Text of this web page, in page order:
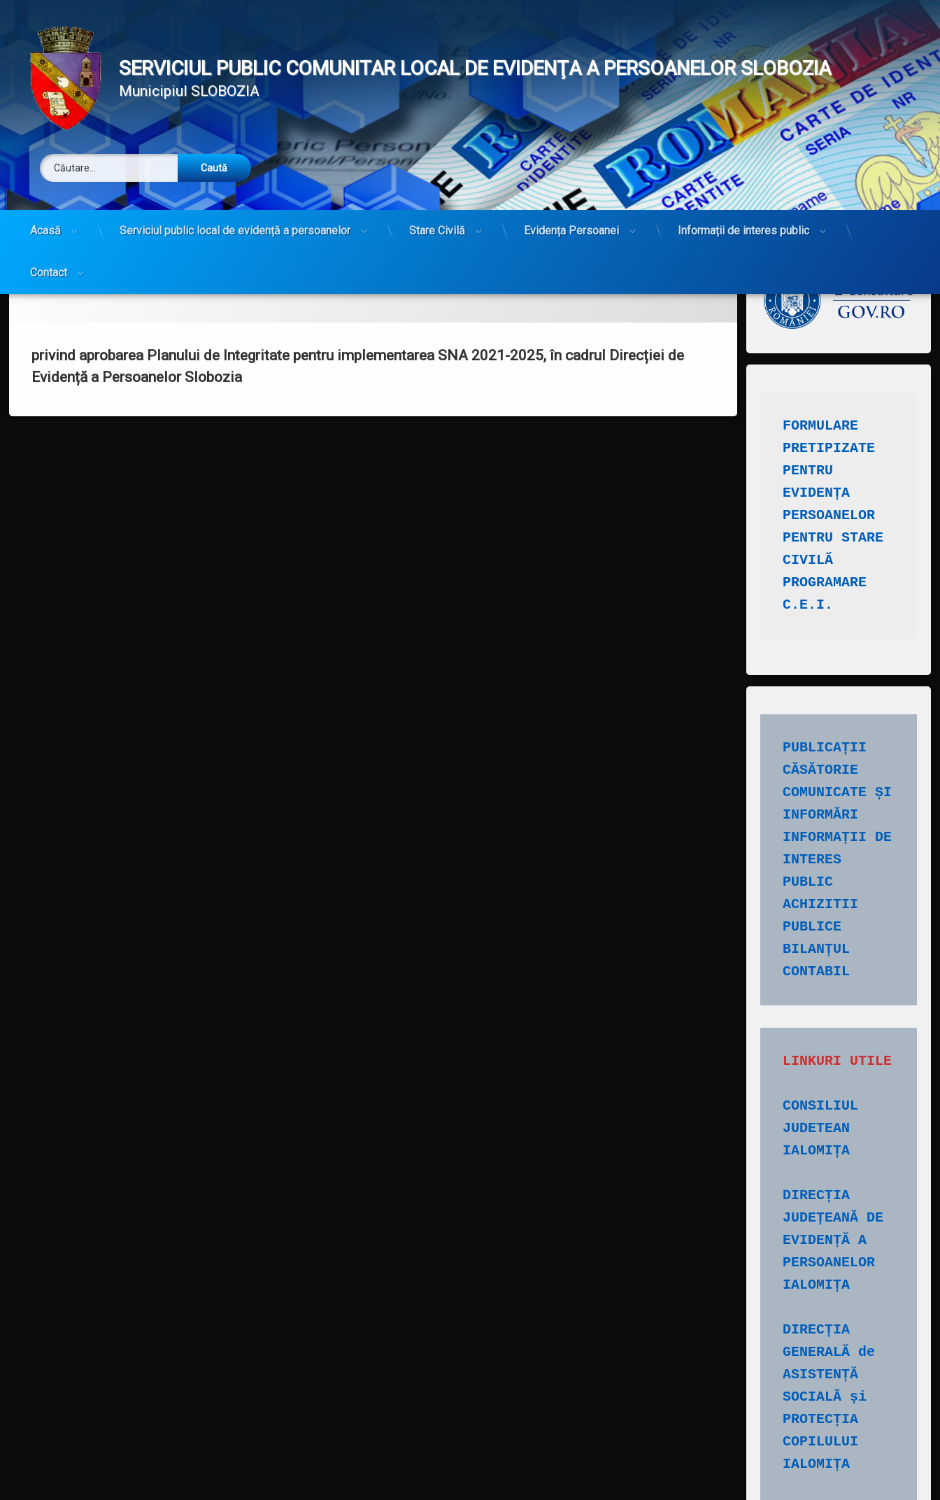
conținut
SERVICIUL PUBLIC COMUNITAR LOCAL DE EVIDENŢA A PERSOANELOR SLOBOZIA
Municipiul SLOBOZIA
Tel:
Caută după:
Acasă Serviciul public local de evidență a persoanelor Stare Civilă Evidența Persoanei Informații de interes public
Contact
privind aprobarea Planului de Integritate pentru implementarea SNA 2021-2025, în cadrul Direcției de
Evidență a Persoanelor Slobozia
FORMULARE
PRETIPIZATE
​PENTRU
EVIDENȚA
PERSOANELOR
PENTRU STARE
CIVILĂ
PROGRAMARE
C.E.I.
PUBLICAȚII
CĂSĂTORIE
COMUNICATE ȘI
INFORMĂRI
INFORMAȚII DE
INTERES
PUBLIC
ACHIZITII
PUBLICE
BILANȚUL
CONTABIL
CONSILIUL
JUDETEAN
IALOMIȚA
DIRECȚIA
JUDEȚEANĂ DE
EVIDENȚĂ A
PERSOANELOR
IALOMIȚA
DIRECȚIA
GENERALĂ de
ASISTENȚĂ
SOCIALĂ și
PROTECȚIA
COPILULUI
IALOMIȚA